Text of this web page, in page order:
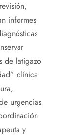
informes
de latigazo
clínica
urgencias
y